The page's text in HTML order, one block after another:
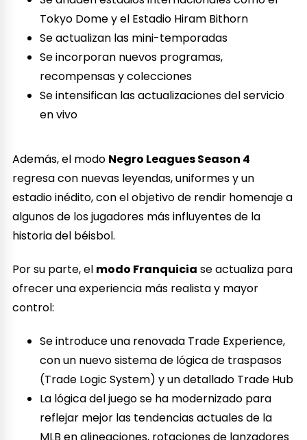
Tokyo Dome y el Estadio Hiram Bithorn
Se actualizan las mini-temporadas
Se incorporan nuevos programas,
recompensas y colecciones
Se intensifican las actualizaciones del servicio
en vivo
Además, el modo Negro Leagues Season 4
regresa con nuevas leyendas, uniformes y un
estadio inédito, con el objetivo de rendir homenaje a
algunos de los jugadores más influyentes de la
historia del béisbol.
Por su parte, el modo Franquicia se actualiza para
ofrecer una experiencia más realista y mayor
control:
Se introduce una renovada Trade Experience,
con un nuevo sistema de lógica de traspasos
(Trade Logic System) y un detallado Trade Hub
La lógica del juego se ha modernizado para
reflejar mejor las tendencias actuales de la